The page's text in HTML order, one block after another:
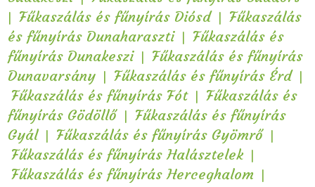
| Fűkaszálás és fűnyírás Diósd | Fűkaszálás
és fűnyírás Dunaharaszti | Fűkaszálás és
fűnyírás Dunakeszi | Fűkaszálás és fűnyírás
Dunavarsány | Fűkaszálás és fűnyírás Érd |
Fűkaszálás és fűnyírás Fót | Fűkaszálás és
fűnyírás Gödöllő | Fűkaszálás és fűnyírás
Gyál | Fűkaszálás és fűnyírás Gyömrő |
Fűkaszálás és fűnyírás Halásztelek |
Fűkaszálás és fűnyírás Herceghalom |